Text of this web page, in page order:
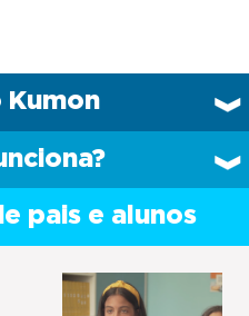
Kumon
pais e alunos